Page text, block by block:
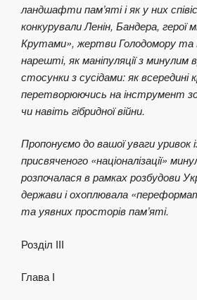
ландшафти пам’яті і як у них
конкурували Ленін, Бандера, герої
Крутами», жертви Голодомору та
нарешті, як маніпуляції з
стосунки з сусідами: як всередині
перетворюючись на інструмент
чи навіть гібридної війни.
Пропонуємо до вашої уваги уривок
присвяченого «націоналізації»
розпочалася в рамках розбудови
держави і охоплювала
та уявних просторів пам’яті.
Розділ ІІІ
Глава І